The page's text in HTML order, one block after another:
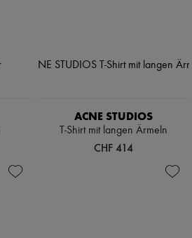
ACNE STUDIOS
T-Shirt mit langen Ärmeln
CHF 414